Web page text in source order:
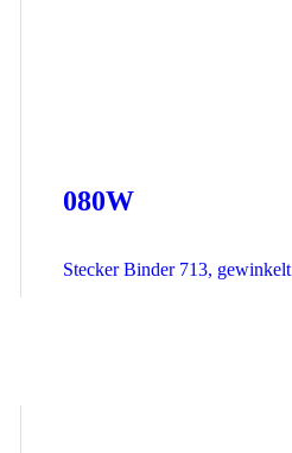
080W
Stecker Binder 713, gewinkelt